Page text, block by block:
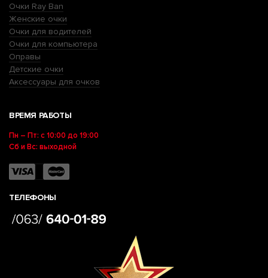
Очки Ray Ban
Женские очки
Очки для водителей
Очки для компьютера
Оправы
Детские очки
Аксессуары для очков
ВРЕМЯ РАБОТЫ
Пн – Пт: с 10:00 до 19:00
Сб и Вс: выходной
ТЕЛЕФОНЫ